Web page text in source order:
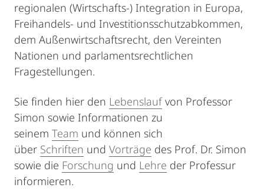
regionalen (Wirtschafts-) Integration in Europa,
Freihandels- und Investitionsschutzabkommen,
dem Außenwirtschaftsrecht, den Vereinten
Nationen und parlamentsrechtlichen
Fragestellungen.
Sie finden hier den Lebenslaufvon Professor
Simon sowie Informationen zu
seinem Team und können sich
über Schriften und Vorträge des Prof. Dr. Simon
sowie die Forschung und Lehre der Professur
informieren.